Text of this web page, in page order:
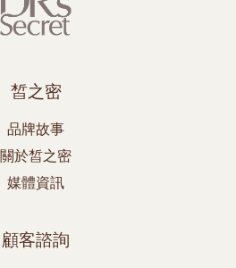
皙之密
品牌故事
關於皙之密
媒體資訊
顧客諮詢